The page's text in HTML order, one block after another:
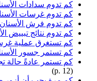
كم تدوم سدادات
كم تدوم غرسات
كم تدوم فرش الأسنان
كم تدوم نتائج تبييض
كم تستغرق عملية
كم تستمر جسور
كم تستمر عادةً حالة
(p. 12)